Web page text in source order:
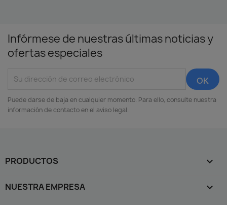
Infórmese de nuestras últimas noticias y
ofertas especiales
Puede darse de baja en cualquier momento. Para ello, consulte nuestra
información de contacto en el aviso legal.
PRODUCTOS 
NUESTRA EMPRESA 